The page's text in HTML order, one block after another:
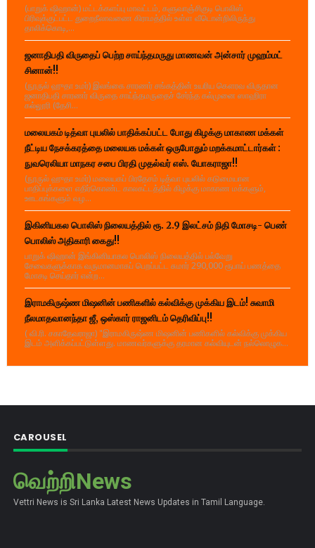
(பாறுக் ஷிஹான்) மட்டக்களப்பு மாவட்டம், களுவாஞ்சிகுடி பொலிஸ்
பிரிவுக்குட்பட்ட துறைநீலாவணை கிராமத்தில் உள்ள வீடொன்றிலிருந்து
தாலிக்கொடி,...
ஜனாதிபதி விருதைப் பெற்ற சாய்ந்தமருது மாணவன் அன்சார் முஹம்மட்
சினான்!!
(நூருல் ஹுதா உமர்) இலங்கை சாரணர் சங்கத்தின் உயரிய கௌரவ விருதான
ஜனாதிபதி சாரணர் விருதை சாய்ந்தமருதைச் சேர்ந்த கல்முனை ஸாஹிரா
கல்லூரி (தேசி...
மலையகம் டித்வா புயலில் பாதிக்கப்பட்ட போது கிழக்கு மாகாண மக்கள்
நீட்டிய நேசக்கரத்தை மலையக மக்கள் ஒருபோதும் மறக்கமாட்டார்கள் :
நுவரெலியா மாநகர சபை பிரதி முதல்வர் எஸ். யோகராஜா!!
(நூருல் ஹுதா உமர்) மலையகப் பிரதேசம் டித்வா புயலில் கடுமையான
பாதிப்புக்களை எதிர்கொண்ட காலகட்டத்தில் கிழக்கு மாகாண மக்களும்,
ஊடகங்களும் வழ...
இகினியகல பொலிஸ் நிலையத்தில் ரூ. 2.9 இலட்சம் நிதி மோசடி- பெண்
பொலிஸ் அதிகாரி கைது!!
பாறுக் ஷிஹான் இங்கினியாகல பொலிஸ் நிலையத்தில் பல்வேறு
சேவைகளுக்காக வருமானமாகப் பெறப்பட்ட சுமார் 290,000 ரூபாய் பணத்தை
மோசடி செய்தார் என்ற...
இராமகிருஷ்ண மிஷனின் பணிகளில் கல்விக்கு முக்கிய இடம்! சுவாமி
நீலமாதவானந்தா ஜீ, ஒஸ்கார் ராஜனிடம் தெரிவிப்பு!!
( வி.ரி. சகாதேவராஜா) "இராமகிருஷ்ண மிஷனின் பணிகளில் கல்விக்கு முக்கிய
இடம் அளிக்கப்பட்டுள்ளது. மாணவர்களுக்கு தரமான கல்வியுடன் நல்லொழுக...
CAROUSEL
வெற்றிNews
Vettri News is Sri Lanka Latest News Updates in Tamil Language.